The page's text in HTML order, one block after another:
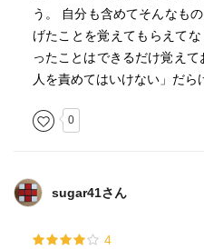
う。 自分も含めてそんなも
げたことを覚えてもらえて
ったことはできるだけ覚え
人を責めてはいけない」だら
0
sugar41さん
4